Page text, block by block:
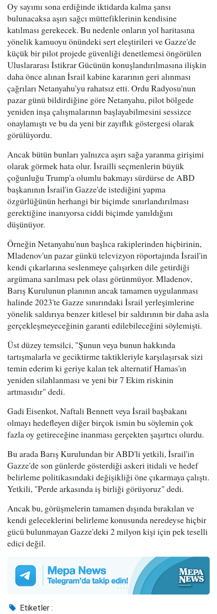
Oy sayımı sona erdiğinde iktidarda kalma şansı
bulunacaksa aşırı sağcı müttefiklerinin kendisine
katılması gerekecek. Bu nedenle onların yol haritasına
yönelik kamuoyu önündeki sert eleştirileri ve Gazze'de
küçük bir pilot projede güvenliği denetlemesi öngörülen
Uluslararası İstikrar Gücünün konuşlandırılmasına ilişkin
daha önce alınan İsrail kabine kararının geri alınması
çağrıları Netanyahu'yu rahatsız etti. Ordu Radyosu'nun
pazar günü bildirdiğine göre Netanyahu, pilot bölgede
yeniden inşa çalışmalarının başlayabilmesini sessizce
onaylamıştı ve bu da yeni bir zayıflık göstergesi olarak
görülüyordu.
Ancak bütün bunları yalnızca aşırı sağa yaranma girişimi
olarak görmek hata olur. İsrailli seçmenlerin büyük
çoğunluğu Trump'a olumlu bakmayı sürdürse de ABD
başkanının İsrail'in Gazze'de istediğini yapma
özgürlüğünün herhangi bir biçimde sınırlandırılması
gerektiğine inanıyorsa ciddi biçimde yanıldığını
düşünüyor.
Örneğin Netanyahu'nun başlıca rakiplerinden hiçbirinin,
Mladenov'un pazar günkü televizyon röportajında İsrail'in
kendi çıkarlarına seslenmeye çalışırken dile getirdiği
argümana sarılması pek olası görünmüyor. Mladenov,
Barış Kurulunun planının ancak tamamen uygulanması
halinde 2023'te Gazze sınırındaki İsrail yerleşimlerine
yönelik saldırıya benzer kitlesel bir saldırının bir daha asla
gerçekleşmeyeceğinin garanti edilebileceğini söylemişti.
Üst düzey temsilci, "Şunun veya bunun hakkında
tartışmalarla ve geciktirme taktikleriyle karşılaşırsak sizi
temin ederim ki geriye kalan tek alternatif Hamas'ın
yeniden silahlanması ve yeni bir 7 Ekim riskinin
artmasıdır" dedi.
Gadi Eisenkot, Naftali Bennett veya İsrail başbakanı
olmayı hedefleyen diğer birçok ismin bu söylemin çok
fazla oy getireceğine inanması gerçekten şaşırtıcı olurdu.
Bu arada Barış Kurulundan bir ABD'li yetkili, İsrail'in
Gazze'de son günlerde gösterdiği askeri itidali ve hedef
belirleme politikasındaki değişikliği öne çıkarmaya çalıştı.
Yetkili, "Perde arkasında iş birliği görüyoruz" dedi.
Ancak bu, görüşmelerin tamamen dışında bırakılan ve
kendi geleceklerini belirleme konusunda neredeyse hiçbir
gücü bulunmayan Gazze'deki 2 milyon kişi için pek teselli
edici değil.
Etiketler :